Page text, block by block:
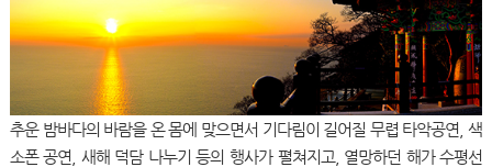
추운 밤바다의 바람을 온 몸에 맞으면서 기다림이 길어질 무렵 타악공연, 색
소폰 공연, 새해 덕담 나누기 등의 행사가 펼쳐지고, 열망하던 해가 수평선